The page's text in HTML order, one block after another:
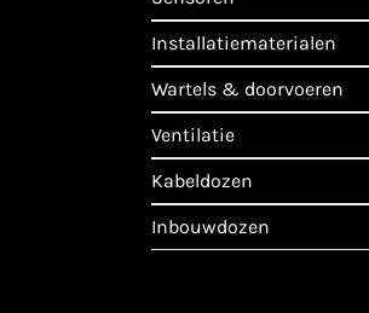
installatiematerialen
wartels & doorvoeren
ventilatie
kabeldozen
inbouwdozen